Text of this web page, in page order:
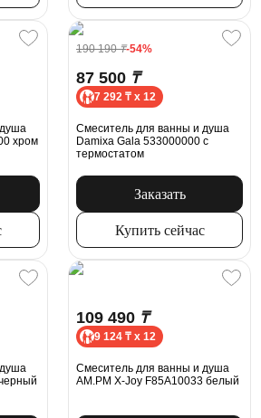
хром
190 190₸-54%
87 500 ₸
7 292 ₸ x 12
Смеситель для ванны и душа
Damixa Gala 533000000 с
термостатом
Заказать
Купить сейчас
109 490 ₸
9 124 ₸ x 12
Смеситель для ванны и душа
AM.PM X-Joy F85A10033 белый